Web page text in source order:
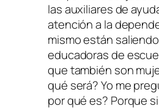
las auxiliares de
atención a la
mismo están
educadoras de
que también son
qué será? Yo me
por qué es? Porque